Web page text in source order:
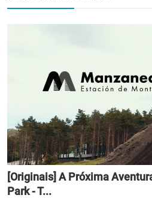
[Originais] A Próxima
Park - T...